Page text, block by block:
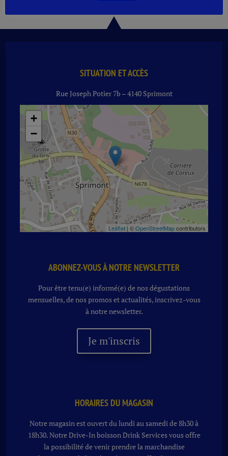
DOMAINE
SITUATION ET ACCÈS
Rue Joseph Potier 7b – 4140 Sprimont
+
−
Leaflet| ©OpenStreetMapcontributors
ABONNEZ-VOUS À NOTRE NEWSLETTER
Pour être tenu(e) informé(e) de nos dégustations
mensuelles, de nos promos et actualités, inscrivez-vous
à notre newsletter.
Je m'inscris
HORAIRES DU MAGASIN
Notre magasin est ouvert du lundi au samedi de 8h30 à
18h30. NotreDrive-In boissonDrink Services vous offre
la possibilité de venir prendre la marchandise